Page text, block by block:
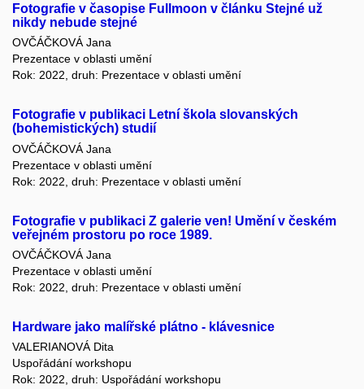
Fotografie v časopise Fullmoon v článku Stejné už
nikdy nebude stejné
OVČÁČKOVÁ Jana
Prezentace v oblasti umění
Rok: 2022, druh: Prezentace v oblasti umění
Fotografie v publikaci Letní škola slovanských
(bohemistických) studií
OVČÁČKOVÁ Jana
Prezentace v oblasti umění
Rok: 2022, druh: Prezentace v oblasti umění
Fotografie v publikaci Z galerie ven! Umění v českém
veřejném prostoru po roce 1989.
OVČÁČKOVÁ Jana
Prezentace v oblasti umění
Rok: 2022, druh: Prezentace v oblasti umění
Hardware jako malířské plátno - klávesnice
VALERIANOVÁ Dita
Uspořádání workshopu
Rok: 2022, druh: Uspořádání workshopu